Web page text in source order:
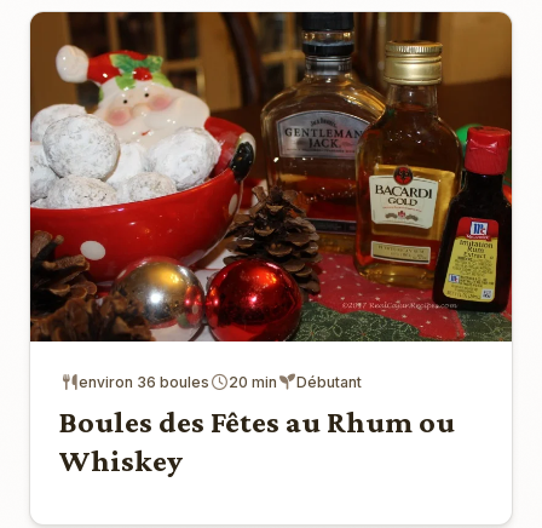
environ 36 boules 20 min Débutant
Boules des Fêtes au Rhum ou
Whiskey